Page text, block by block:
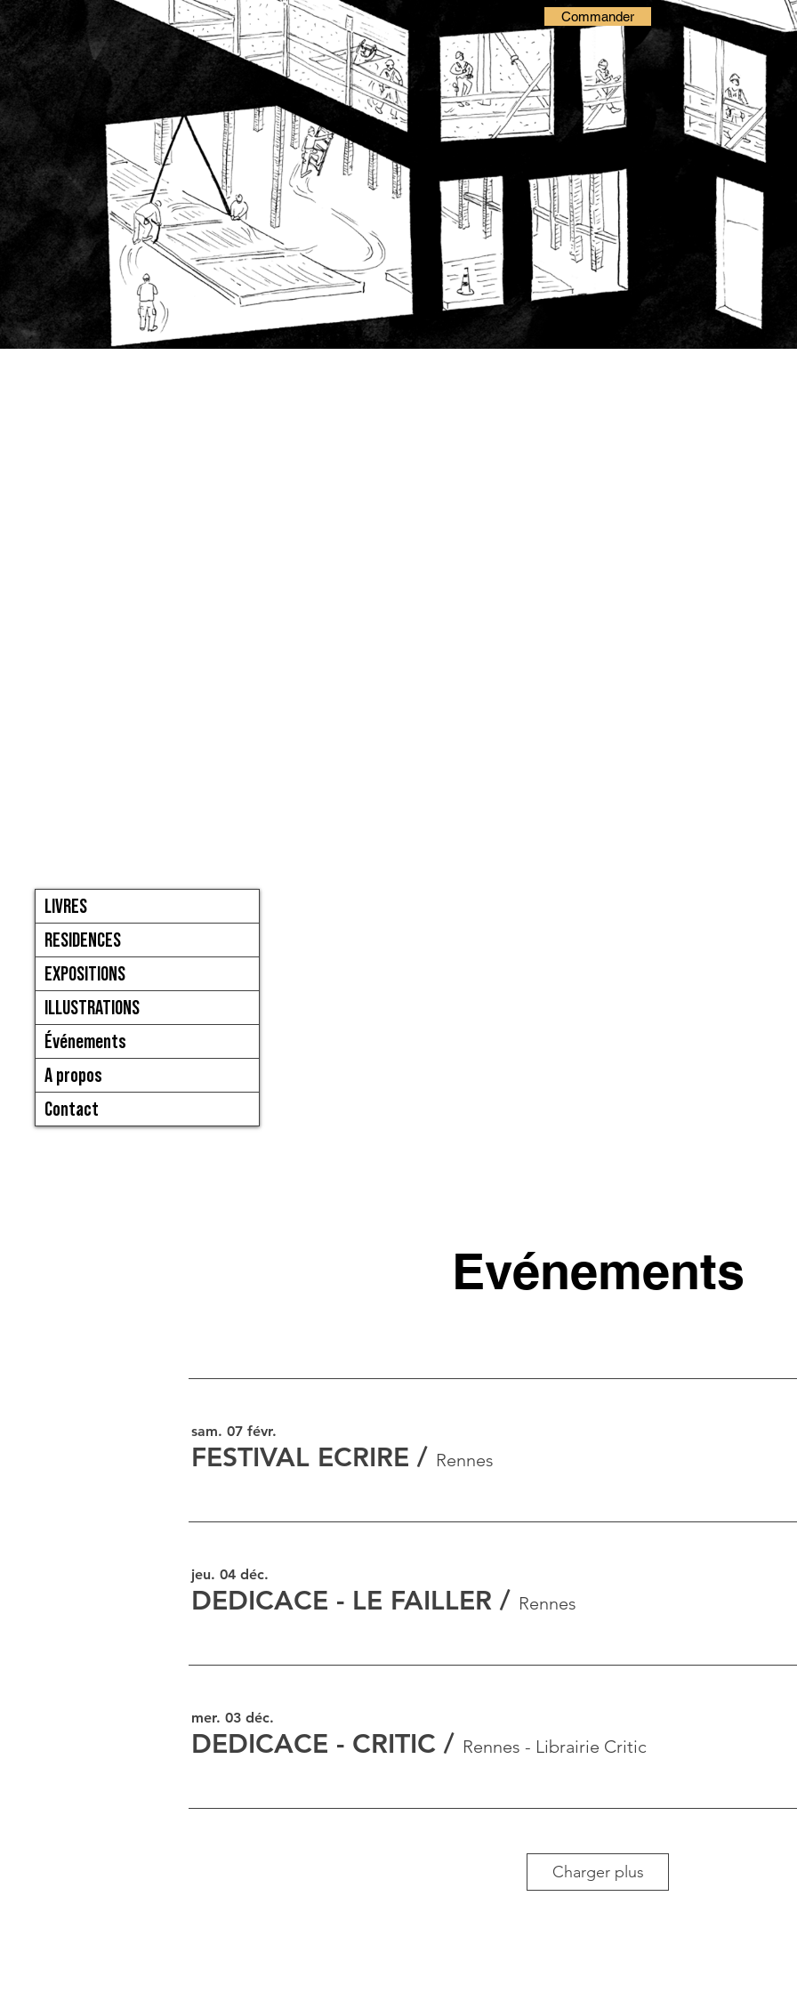
LIVRES
RESIDENCES
EXPOSITIONS
ILLUSTRATIONS
Événements
A propos
Contact
Commander
Evénements
sam. 07 févr.
FESTIVAL ECRIRE / Rennes
jeu. 04 déc.
DEDICACE - LE FAILLER / Rennes
mer. 03 déc.
DEDICACE - CRITIC / Rennes - Librairie Critic
Charger plus